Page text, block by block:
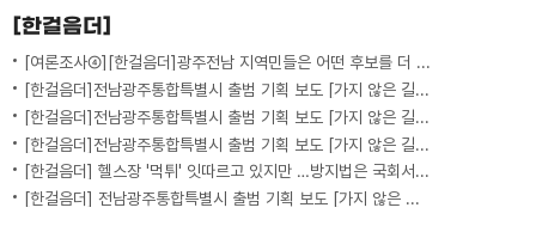
[한걸음더]
[여론조사④][한걸음더]광주전남 지역민들은 어떤 후보를 더 선호할까.. 변수는?
[한걸음더]전남광주통합특별시 출범 기획 보도 [가지 않은 길] 5편 프랑스 헌법에 새긴 '지방 분권'..전남광주 통합 성공 조건은?
[한걸음더]전남광주통합특별시 출범 기획 보도 [가지 않은 길] 4편 프랑스 지역 통합 10년 성적표
[한걸음더]전남광주통합특별시 출범 기획 보도 [가지 않은 길] 3편 프랑스 통합 10년 지났지만..."우린 여전히 알자스인"
[한걸음더] 헬스장 '먹튀' 잇따르고 있지만 …방지법은 국회서 낮잠
[한걸음더] 전남광주통합특별시 출범 기획 보도 [가지 않은 길] 2편 지방이 주도한 투자..'유럽 상위 5개 지역' 도약 비결은?